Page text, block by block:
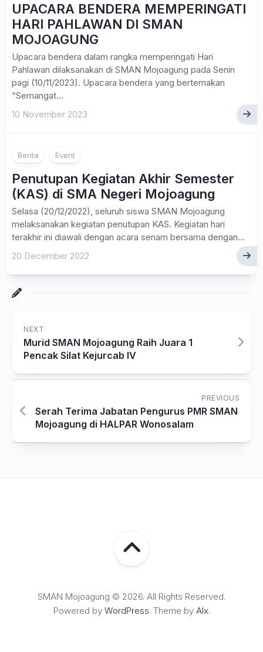
UPACARA BENDERA MEMPERINGATI
HARI PAHLAWAN DI SMAN
MOJOAGUNG
Upacara bendera dalam rangka memperingati Hari
Pahlawan dilaksanakan di SMAN Mojoagung pada Senin
pagi (10/11/2023). Upacara bendera yang bertemakan
“Semangat...
10 November 2023
Berita Event
Penutupan Kegiatan Akhir Semester
(KAS) di SMA Negeri Mojoagung
Selasa (20/12/2022), seluruh siswa SMAN Mojoagung
melaksanakan kegiatan penutupan KAS. Kegiatan hari
terakhir ini diawali dengan acara senam bersama dengan...
20 December 2022
NEXT
Murid SMAN Mojoagung Raih Juara 1
Pencak Silat Kejurcab IV
PREVIOUS
Serah Terima Jabatan Pengurus PMR SMAN
Mojoagung di HALPAR Wonosalam
SMAN Mojoagung © 2026. All Rights Reserved.
Powered by WordPress. Theme by Alx.